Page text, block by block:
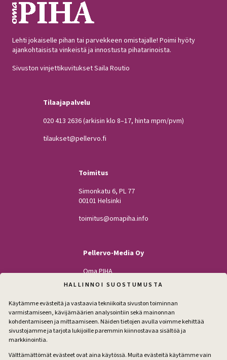
HALLINNOI SUOSTUMUSTA
Käytämme evästeitä ja vastaavia tekniikoita sivuston toiminnan
varmistamiseen, kävijämäärien analysointiin sekä mainonnan
kohdentamiseen ja mittaamiseen. Näiden tietojen avulla voimme kehittää
sivustojamme ja tarjota lukijoille paremmin kiinnostavaa sisältöä ja
markkinointia.
Välttämättömät evästeet ovat aina käytössä. Muita evästeitä käytämme vain
Lehti jokaiselle pihan tai parvekkeen omistajalle! Poimi hyöty
ajankohtaisista vinkeistä ja innostusta pihatarinoista.
Sivuston vinjettikuvitukset Saila Routio
Tilaajapalvelu
020 413 2636(arkisin klo 8–17, hinta mpm/pvm)
tilaukset@pellervo.fi
Toimitus
Simonkatu 6, PL 77
00101 Helsinki
toimitus@omapiha.info
Pellervo-Media Oy
Oma PIHA
Kodin Pellervo
Maatilan Pellervo
Facebook
Instagram